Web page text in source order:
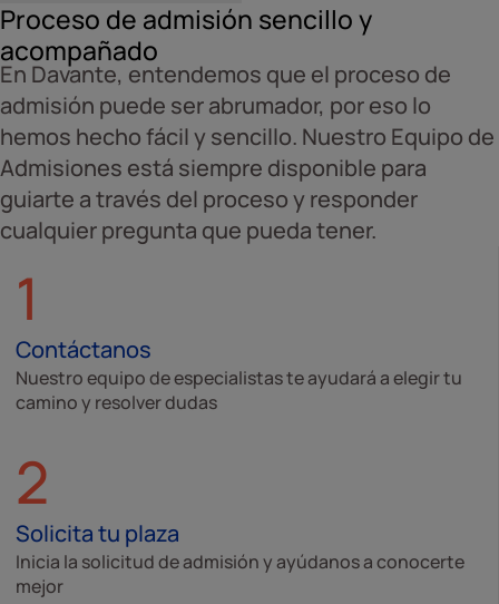
Proceso de admisión sencillo y
acompañado
En Davante, entendemos que el proceso de
admisión puede ser abrumador, por eso lo
hemos hecho fácil y sencillo. Nuestro Equipo de
Admisiones está siempre disponible para
guiarte a través del proceso y responder
cualquier pregunta que pueda tener.
1
Contáctanos
Nuestro equipo de especialistas te ayudará a elegir tu
camino y resolver dudas
2
Solicita tu plaza
Inicia la solicitud de admisión y ayúdanos a conocerte
mejor